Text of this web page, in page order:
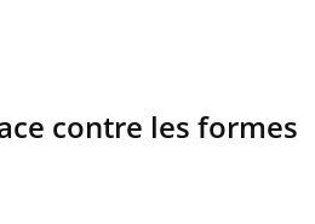
contre les formes
Les troubles du sommeil
modifient votre cerveau !